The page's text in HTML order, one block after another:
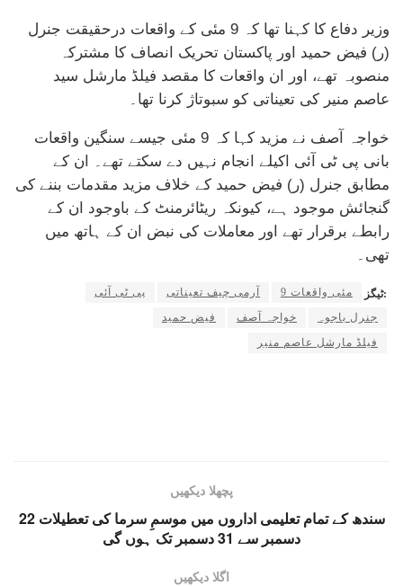
وزیر دفاع کا کہنا تھا کہ 9 مئی کے واقعات درحقیقت جنرل
(ر) فیض حمید اور پاکستان تحریک انصاف کا مشترکہ
منصوبہ تھے، اور ان واقعات کا مقصد فیلڈ مارشل سید
عاصم منیر کی تعیناتی کو سبوتاژ کرنا تھا۔
خواجہ آصف نے مزید کہا کہ 9 مئی جیسے سنگین واقعات
بانی پی ٹی آئی اکیلے انجام نہیں دے سکتے تھے۔ ان کے
مطابق جنرل (ر) فیض حمید کے خلاف مزید مقدمات بننے کی
گنجائش موجود ہے، کیونکہ ریٹائرمنٹ کے باوجود ان کے
رابطے برقرار تھے اور معاملات کی نبض ان کے ہاتھ میں
تھی۔
ٹیگز: 9 مئی واقعات آرمی چیف تعیناتی
پی ٹی آئی
جنرل باجوہ
خواجہ آصف
فیض حمید
فیلڈ مارشل عاصم منیر
پچھلا دیکھیں
سندھ کے تمام تعلیمی اداروں میں موسمِ سرما کی تعطیلات 22
دسمبر سے 31 دسمبر تک ہوں گی
اگلا دیکھیں